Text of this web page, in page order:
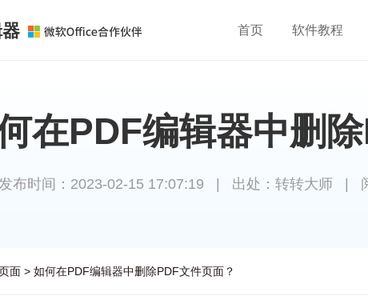
首页 软件教程
在PDF编辑器中删
布时间：2023-02-15 17:07:19 出处：转转大师
面 > 如何在PDF编辑器中删除PDF文件页面？